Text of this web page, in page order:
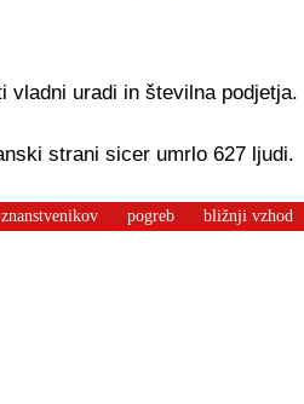
vladni uradi in številna podjetja.
strani sicer umrlo 627 ljudi.
pogreb bližnji vzhod